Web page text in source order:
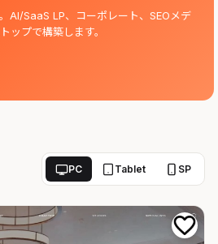
AI/SaaS LP、コーポレート、SEOメデ
ップで構築します。
PC Tablet SP